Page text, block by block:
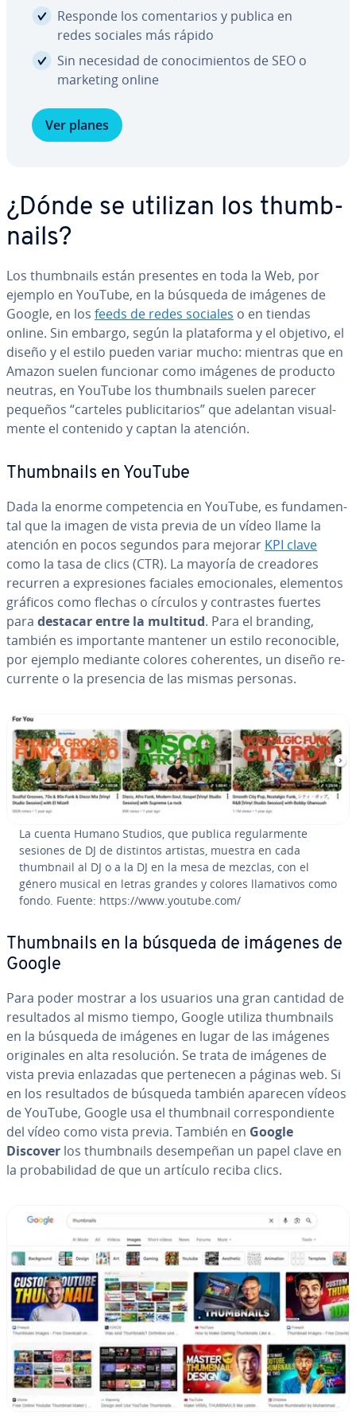
Responde los co­me­n­ta­rios y publica en
redes sociales más rápido
Sin necesidad de co­no­ci­mie­n­tos de SEO o
marketing online
Ver planes
¿Dónde se utilizan los thu­m­b­
nai­ls?
Los thu­m­b­nai­ls están presentes en toda la Web, por
ejemplo en YouTube, en la búsqueda de imágenes de
Google, en los feeds de redes sociales o en tiendas
online. Sin embargo, según la pla­ta­fo­r­ma y el objetivo, el
diseño y el estilo pueden variar mucho: mientras que en
Amazon suelen funcionar como imágenes de producto
neutras, en YouTube los thu­m­b­nai­ls suelen parecer
pequeños “carteles pu­bli­ci­ta­rios” que adelantan vi­sua­l­
me­n­te el contenido y captan la atención.
Thu­m­b­nai­ls en YouTube
Dada la enorme co­m­pe­te­n­cia en YouTube, es fu­n­da­me­n­
tal que la imagen de vista previa de un vídeo llame la
atención en pocos segundos para mejorar KPI clave
como la tasa de clics (CTR). La mayoría de creadores
recurren a ex­pre­sio­nes faciales emo­cio­na­les, elementos
gráficos como flechas o círculos y co­n­tra­s­tes fuertes
para destacar entre la multitud. Para el branding,
también es im­po­r­ta­n­te mantener un estilo re­co­no­ci­ble,
por ejemplo mediante colores cohe­re­n­tes, un diseño re­
cu­rre­n­te o la presencia de las mismas personas.
La cuenta Humano Studios, que publica re­gu­la­r­me­n­te
sesiones de DJ de distintos artistas, muestra en cada
thumbnail al DJ o a la DJ en la mesa de mezclas, con el
género musical en letras grandes y colores lla­ma­ti­vos como
fondo. Fuente: https://www.youtube.com/
Thu­m­b­nai­ls en la búsqueda de imágenes de
Google
Para poder mostrar a los usuarios una gran cantidad de
re­su­l­ta­dos al mismo tiempo, Google utiliza thu­m­b­nai­ls
en la búsqueda de imágenes en lugar de las imágenes
ori­gi­na­les en alta re­so­lu­ción. Se trata de imágenes de
vista previa enlazadas que pe­r­te­ne­cen a páginas web. Si
en los re­su­l­ta­dos de búsqueda también aparecen vídeos
de YouTube, Google usa el thumbnail co­rre­s­po­n­die­n­te
del vídeo como vista previa. También en Google
Discover los thu­m­b­nai­ls de­sem­pe­ñan un papel clave en
la pro­ba­bi­li­dad de que un artículo reciba clics.